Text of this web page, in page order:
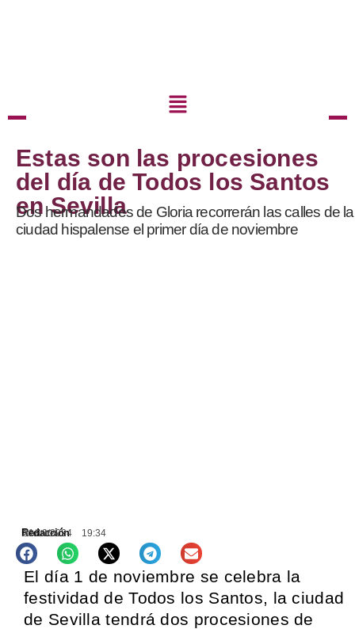
Estas son las procesiones
del día de Todos los Santos
en Sevilla
Dos hermandades de Gloria recorrerán las calles de la
ciudad hispalense el primer día de noviembre
Redacción
AGENDA
31/10/2024 19:34
El día 1 de noviembre se celebra la
festividad de Todos los Santos, la ciudad
de Sevilla tendrá dos procesiones de